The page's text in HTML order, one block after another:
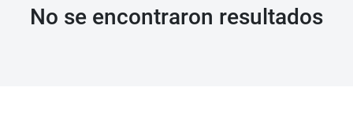
No se encontraron resultados